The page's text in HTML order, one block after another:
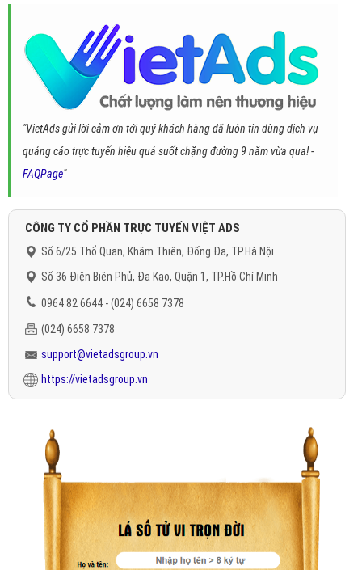
"VietAds gửi lời cảm ơn tới quý khách hàng đã luôn tin dùng dịch vụ
quảng cáo trực tuyến hiệu quả suốt chặng đường 9 năm vừa qua! -
FAQPage"
CÔNG TY CỔ PHẦN TRỰC TUYẾN VIỆT ADS
Số 6/25 Thổ Quan, Khâm Thiên, Đống Đa, TP.Hà Nội
Số 36 Điện Biên Phủ, Đa Kao, Quận 1, TP.Hồ Chí Minh
0964 82 6644 - (024) 6658 7378
(024) 6658 7378
support@vietadsgroup.vn
https://vietadsgroup.vn